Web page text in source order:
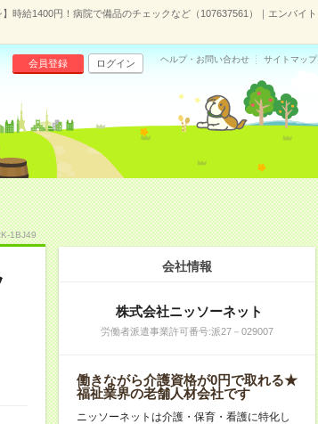
】時給1400円！病院で備品のチェックなど（107637561）｜エンバイト
会員登録 ログイン ヘルプ・お問い合わせ サイトマップ
1BJ49
会社情報
株式会社ニッソーネット
労働者派遣事業許可番号:派27－029007
働きながら介護資格が0円で取れる★
福祉業界の老舗人材会社です
ニッソーネットは介護・保育・看護に特化し